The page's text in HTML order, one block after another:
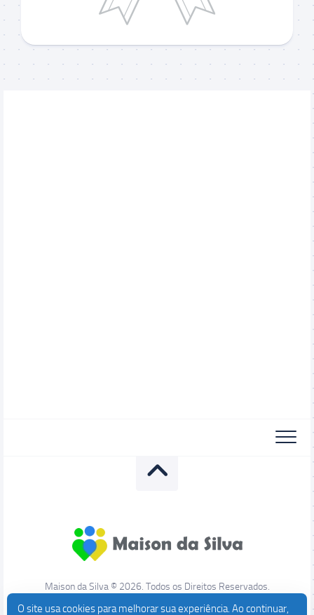
Maison da Silva © 2026. Todos os Direitos Reservados.
O site usa cookies para melhorar sua experiência. Ao continuar,